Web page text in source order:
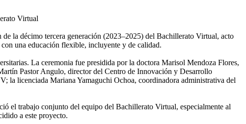
Virtual
la décimo tercera generación (2023–2025) del Bachillerato Virtual, acto
una educación flexible, incluyente y de calidad.
La ceremonia fue presidida por la doctora Marisol Mendoza Flores,
Pastor Angulo, director del Centro de Innovación y Desarrollo
licenciada Mariana Yamaguchi Ochoa, coordinadora administrativa del
el trabajo conjunto del equipo del Bachillerato Virtual, especialmente al
a este proyecto.